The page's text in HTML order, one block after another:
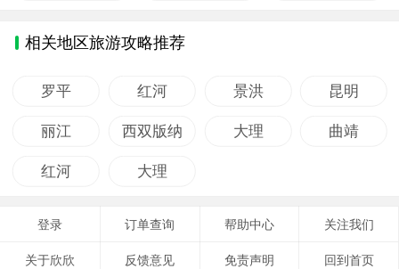
相关地区旅游攻略推荐
罗平 红河 景洪 昆明
丽江 西双版纳 大理 曲靖
红河 大理
登录 订单查询 帮助中心 关注我们
关于欣欣 反馈意见 免责声明 回到首页